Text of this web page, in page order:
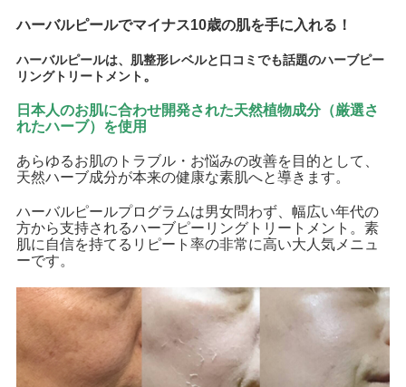
ハーバルピールでマイナス10歳の肌を手に入れる！
ハーバルピールは、肌整形レベルと口コミでも話題のハーブピー
リングトリートメント。
日本人のお肌に合わせ開発された天然植物成分（厳選さ
れたハーブ）を使用
あらゆるお肌のトラブル・お悩みの改善を目的として、
天然ハーブ成分が本来の健康な素肌へと導きます。
ハーバルピールプログラムは男女問わず、幅広い年代の
方から支持されるハーブピーリングトリートメント。素
肌に自信を持てるリピート率の非常に高い大人気メニュ
ーです。